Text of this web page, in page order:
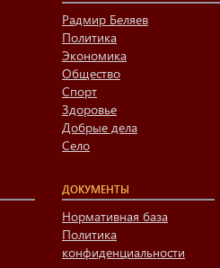
Радмир Беляев
Политика
Экономика
Общество
Спорт
Здоровье
Добрые дела
Село
ДОКУМЕНТЫ
Нормативная база
Политика
конфиденциальности